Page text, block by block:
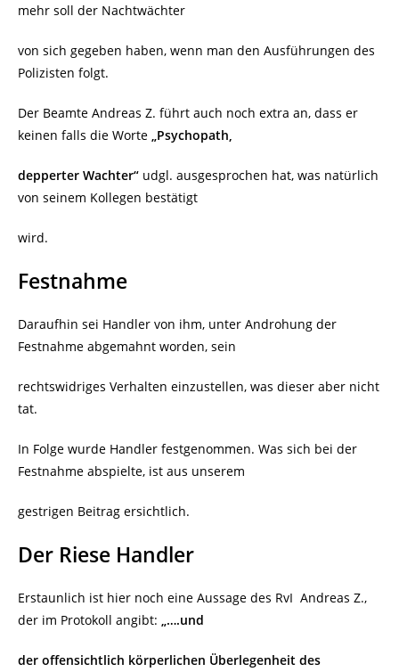
mehr soll der Nachtwächter
von sich gegeben haben, wenn man den Ausführungen des
Polizisten folgt.
Der Beamte Andreas Z. führt auch noch extra an, dass er
keinen falls die Worte „Psychopath,
depperter Wachter“ udgl. ausgesprochen hat, was natürlich
von seinem Kollegen bestätigt
wird.
Festnahme
Daraufhin sei Handler von ihm, unter Androhung der
Festnahme abgemahnt worden, sein
rechtswidriges Verhalten einzustellen, was dieser aber nicht
tat.
In Folge wurde Handler festgenommen. Was sich bei der
Festnahme abspielte, ist aus unserem
gestrigen Beitrag ersichtlich.
Der Riese Handler
Erstaunlich ist hier noch eine Aussage des RvI Andreas Z.,
der im Protokoll angibt: „….und
der offensichtlich körperlichen Überlegenheit des